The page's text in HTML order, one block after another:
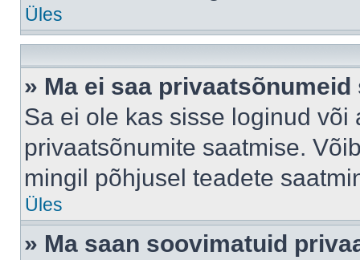
Üles
» Ma ei saa privaatsõnumeid
Sa ei ole kas sisse loginud
privaatsõnumite saatmise.
mingil põhjusel teadete
Üles
» Ma saan soovimatuid